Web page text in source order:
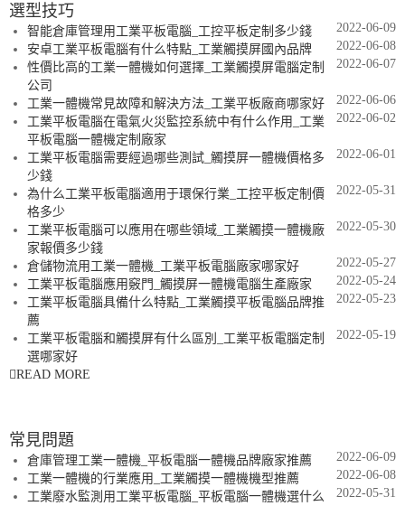
選型技巧
2022-06-09
智能倉庫管理用工業平板電腦_工控平板定制多少錢
2022-06-08
安卓工業平板電腦有什么特點_工業觸摸屏國內品牌
2022-06-07
性價比高的工業一體機如何選擇_工業觸摸屏電腦定制
公司
2022-06-06
工業一體機常見故障和解決方法_工業平板廠商哪家好
2022-06-02
工業平板電腦在電氣火災監控系統中有什么作用_工業
平板電腦一體機定制廠家
2022-06-01
工業平板電腦需要經過哪些測試_觸摸屏一體機價格多
少錢
2022-05-31
為什么工業平板電腦適用于環保行業_工控平板定制價
格多少
2022-05-30
工業平板電腦可以應用在哪些領域_工業觸摸一體機廠
家報價多少錢
2022-05-27
倉儲物流用工業一體機_工業平板電腦廠家哪家好
2022-05-24
工業平板電腦應用竅門_觸摸屏一體機電腦生產廠家
2022-05-23
工業平板電腦具備什么特點_工業觸摸平板電腦品牌推
薦
2022-05-19
工業平板電腦和觸摸屏有什么區別_工業平板電腦定制
選哪家好
READ MORE
常見問題
2022-06-09
倉庫管理工業一體機_平板電腦一體機品牌廠家推薦
2022-06-08
工業一體機的行業應用_工業觸摸一體機機型推薦
2022-05-31
工業廢水監測用工業平板電腦_平板電腦一體機選什么